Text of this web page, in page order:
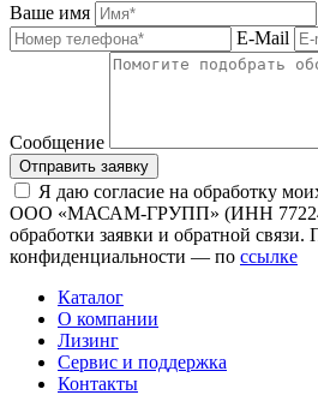
Ваше имя
E-Mail
Сообщение
Отправить заявку
Я даю согласие на обработку
ООО «МАСАМ-ГРУПП» (ИНН
обработки заявки и обратной связи.
конфиденциальности — по ссылке
Каталог
О компании
Лизинг
Сервис и поддержка
Контакты